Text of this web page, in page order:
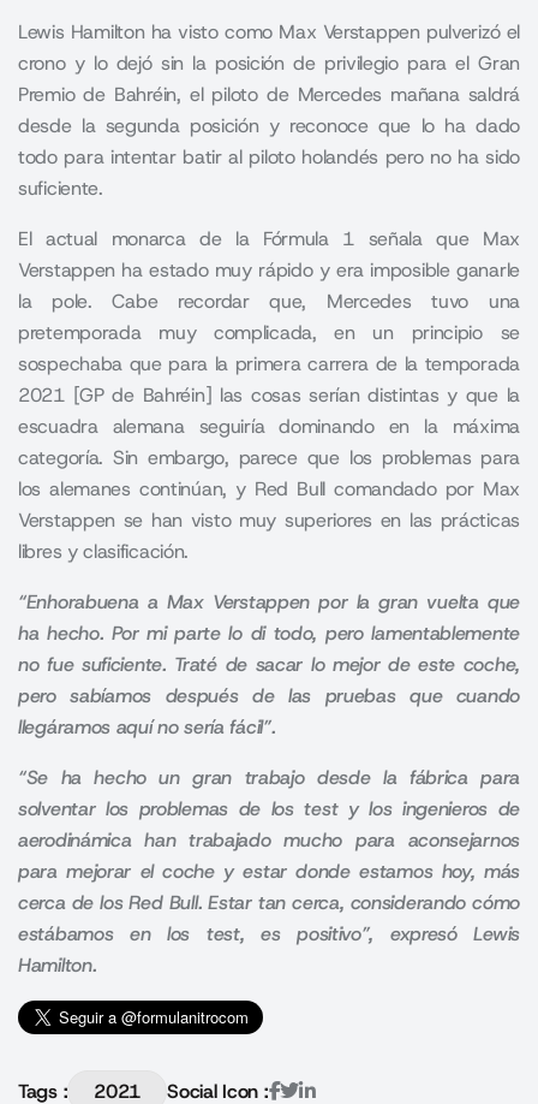
Lewis Hamilton ha visto como Max Verstappen pulverizó el
crono y lo dejó sin la posición de privilegio para el Gran
Premio de Bahréin, el piloto de Mercedes mañana saldrá
desde la segunda posición y reconoce que lo ha dado
todo para intentar batir al piloto holandés pero no ha sido
suficiente.
El actual monarca de la Fórmula 1 señala que Max
Verstappen ha estado muy rápido y era imposible ganarle
la pole. Cabe recordar que, Mercedes tuvo una
pretemporada muy complicada, en un principio se
sospechaba que para la primera carrera de la temporada
2021 [GP de Bahréin] las cosas serían distintas y que la
escuadra alemana seguiría dominando en la máxima
categoría. Sin embargo, parece que los problemas para
los alemanes continúan, y Red Bull comandado por Max
Verstappen se han visto muy superiores en las prácticas
libres y clasificación.
“Enhorabuena a Max Verstappen por la gran vuelta que
ha hecho. Por mi parte lo di todo, pero lamentablemente
no fue suficiente. Traté de sacar lo mejor de este coche,
pero sabíamos después de las pruebas que cuando
llegáramos aquí no sería fácil”.
“Se ha hecho un gran trabajo desde la fábrica para
solventar los problemas de los test y los ingenieros de
aerodinámica han trabajado mucho para aconsejarnos
para mejorar el coche y estar donde estamos hoy, más
cerca de los Red Bull. Estar tan cerca, considerando cómo
estábamos en los test, es positivo”, expresó Lewis
Hamilton.
Tags : 2021 Social Icon :